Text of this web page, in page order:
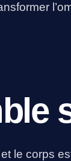
le corps